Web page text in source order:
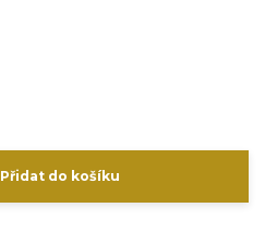
Přidat do košíku